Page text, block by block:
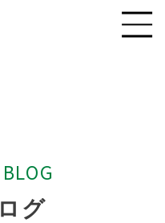
BLOG
ロ グ